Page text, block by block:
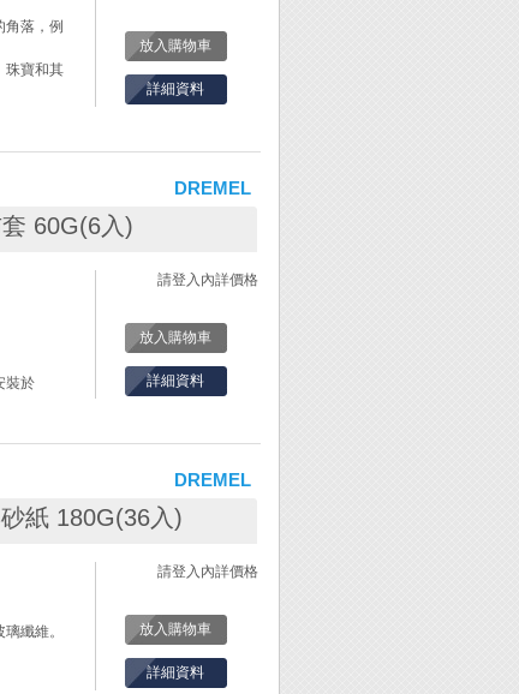
落，例
珠寶和其
放入購物車
詳細資料
DREMEL
60G(6入)
裝於
請登入內詳價格
放入購物車
詳細資料
DREMEL
紙 180G(36入)
纖維。
請登入內詳價格
放入購物車
詳細資料